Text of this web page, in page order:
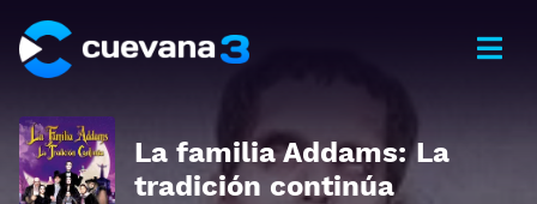
La familia Addams: La
tradición continúa